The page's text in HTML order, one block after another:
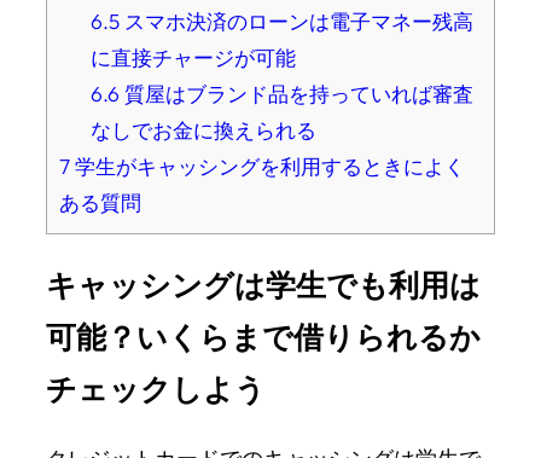
6.5 スマホ決済のローンは電子マネー残高
に直接チャージが可能
6.6 質屋はブランド品を持っていれば審査
なしでお金に換えられる
7学生がキャッシングを利用するときによく
ある質問
キャッシングは学生でも利用は
可能？いくらまで借りられるか
チェックしよう